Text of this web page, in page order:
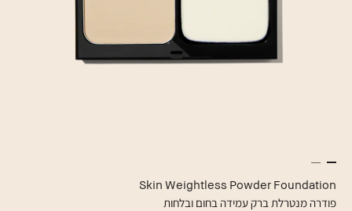
Skin Weightless Powder Foundation
פודרה מנטרלת ברק עמידה בחום ובלחות